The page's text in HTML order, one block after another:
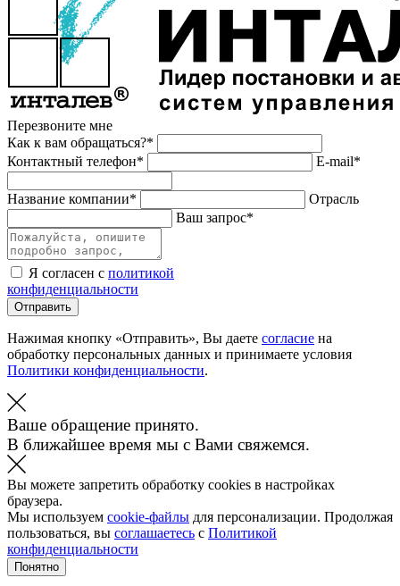
Перезвоните мне
Как к вам обращаться?*
Контактный телефон*
E-mail*
Название компании*
Отрасль
Ваш запрос*
Я согласен с политикой
конфиденциальности
Отправить
Нажимая кнопку «Отправить», Вы даете согласие на
обработку персональных данных и принимаете условия
Политики конфиденциальности.
Ваше обращение принято.
В ближайшее время мы с Вами свяжемся.
Вы можете запретить обработку cookies в настройках
браузера.
Мы используем cookie-файлы для персонализации. Продолжая
пользоваться, вы соглашаетесь с Политикой
конфиденциальности
Понятно